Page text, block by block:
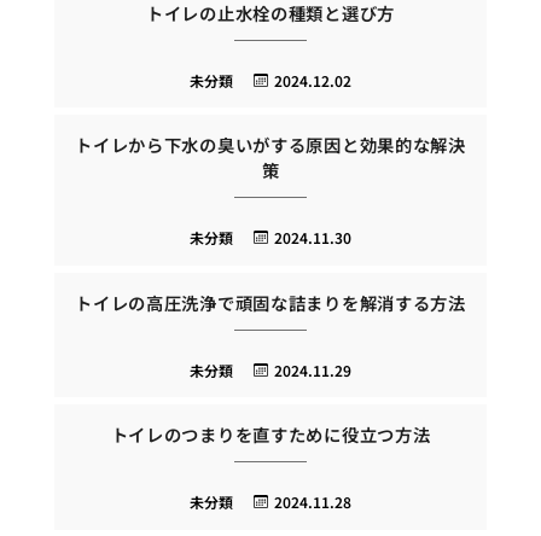
トイレの止水栓の種類と選び方
2024.12.02
未分類
トイレから下水の臭いがする原因と効果的な解決
策
2024.11.30
未分類
トイレの高圧洗浄で頑固な詰まりを解消する方法
2024.11.29
未分類
トイレのつまりを直すために役立つ方法
2024.11.28
未分類